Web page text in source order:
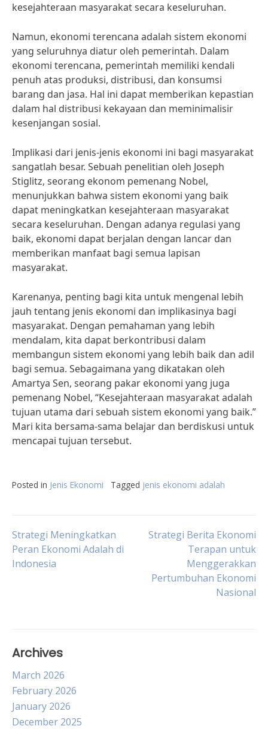
kesejahteraan masyarakat secara keseluruhan.
Namun, ekonomi terencana adalah sistem ekonomi
yang seluruhnya diatur oleh pemerintah. Dalam
ekonomi terencana, pemerintah memiliki kendali
penuh atas produksi, distribusi, dan konsumsi
barang dan jasa. Hal ini dapat memberikan kepastian
dalam hal distribusi kekayaan dan meminimalisir
kesenjangan sosial.
Implikasi dari jenis-jenis ekonomi ini bagi masyarakat
sangatlah besar. Sebuah penelitian oleh Joseph
Stiglitz, seorang ekonom pemenang Nobel,
menunjukkan bahwa sistem ekonomi yang baik
dapat meningkatkan kesejahteraan masyarakat
secara keseluruhan. Dengan adanya regulasi yang
baik, ekonomi dapat berjalan dengan lancar dan
memberikan manfaat bagi semua lapisan
masyarakat.
Karenanya, penting bagi kita untuk mengenal lebih
jauh tentang jenis ekonomi dan implikasinya bagi
masyarakat. Dengan pemahaman yang lebih
mendalam, kita dapat berkontribusi dalam
membangun sistem ekonomi yang lebih baik dan adil
bagi semua. Sebagaimana yang dikatakan oleh
Amartya Sen, seorang pakar ekonomi yang juga
pemenang Nobel, “Kesejahteraan masyarakat adalah
tujuan utama dari sebuah sistem ekonomi yang baik.”
Mari kita bersama-sama belajar dan berdiskusi untuk
mencapai tujuan tersebut.
Posted in Jenis Ekonomi Tagged jenis ekonomi adalah
Post
navigation
Strategi Meningkatkan
Peran Ekonomi Adalah di
Indonesia
Strategi Berita Ekonomi
Terapan untuk
Menggerakkan
Pertumbuhan Ekonomi
Nasional
Archives
March 2026
February 2026
January 2026
December 2025